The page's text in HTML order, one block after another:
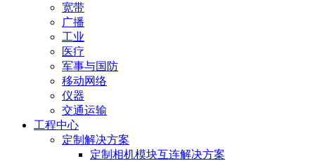
宽带
广播
工业
医疗
军事与国防
移动网络
仪器
交通运输
工程中心
定制解决方案
定制相机模块互连解决方案